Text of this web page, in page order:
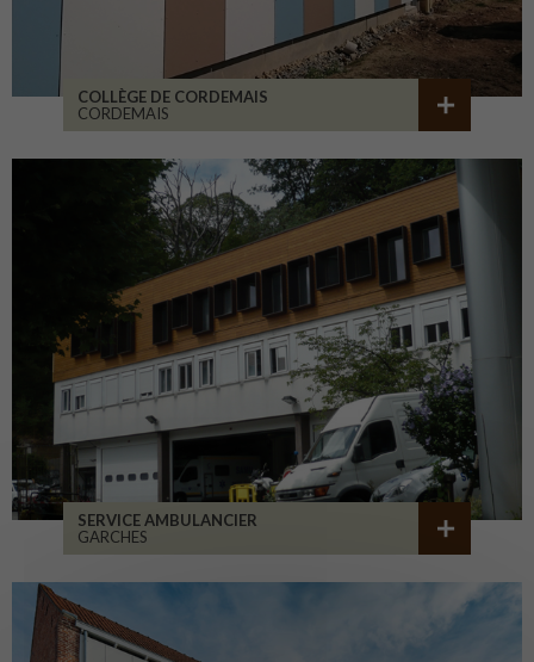
COLLÈGE DE CORDEMAIS
CORDEMAIS
SERVICE AMBULANCIER
GARCHES